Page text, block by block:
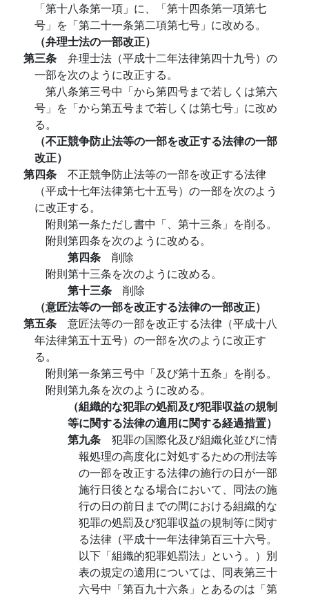
「第十八条第一項」に、「第十四条第一項第七
号」を「第二十一条第二項第七号」に改める。
（弁理士法の一部改正）
第三条 弁理士法（平成十二年法律第四十九号）の
一部を次のように改正する。
第八条第三号中「から第四号まで若しくは第六
号」を「から第五号まで若しくは第七号」に改め
る。
（不正競争防止法等の一部を改正する法律の一部
改正）
第四条 不正競争防止法等の一部を改正する法律
（平成十七年法律第七十五号）の一部を次のよう
に改正する。
附則第一条ただし書中「、第十三条」を削る。
附則第四条を次のように改める。
第四条 削除
附則第十三条を次のように改める。
第十三条 削除
（意匠法等の一部を改正する法律の一部改正）
第五条 意匠法等の一部を改正する法律（平成十八
年法律第五十五号）の一部を次のように改正す
る。
附則第一条第三号中「及び第十五条」を削る。
附則第九条を次のように改める。
（組織的な犯罪の処罰及び犯罪収益の規制
等に関する法律の適用に関する経過措置）
第九条 犯罪の国際化及び組織化並びに情
報処理の高度化に対処するための刑法等
の一部を改正する法律の施行の日が一部
施行日後となる場合において、同法の施
行の日の前日までの間における組織的な
犯罪の処罰及び犯罪収益の規制等に関す
る法律（平成十一年法律第百三十六号。
以下「組織的犯罪処罰法」という。）別
表の規定の適用については、同表第三十
六号中「第百九十六条」とあるのは「第